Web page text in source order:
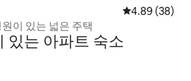
평점 4.89점(5
4.89 (38)
이 있는 넓은 주택
있는 아파트 숙소